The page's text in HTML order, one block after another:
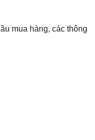
mua hàng, các thông